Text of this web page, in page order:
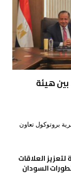
بين هيئة
بروتوكول تعاون
العلاقات
السودان